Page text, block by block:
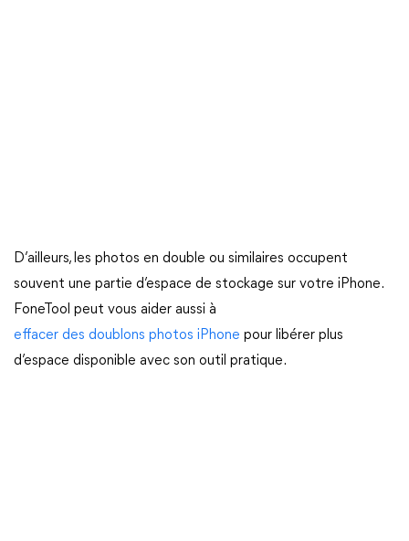
D’ailleurs, les photos en double ou similaires occupent
souvent une partie d’espace de stockage sur votre iPhone.
FoneTool peut vous aider aussi à
effacer des doublons photos iPhone pour libérer plus
d’espace disponible avec son outil pratique.